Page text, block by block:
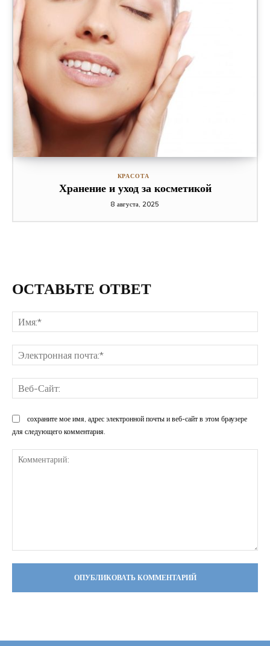
КРАСОТА
Хранение и уход за косметикой
8 августа, 2025
ОСТАВЬТЕ ОТВЕТ
сохраните мое имя, адрес электронной почты и веб-сайт в этом браузере
для следующего комментария.